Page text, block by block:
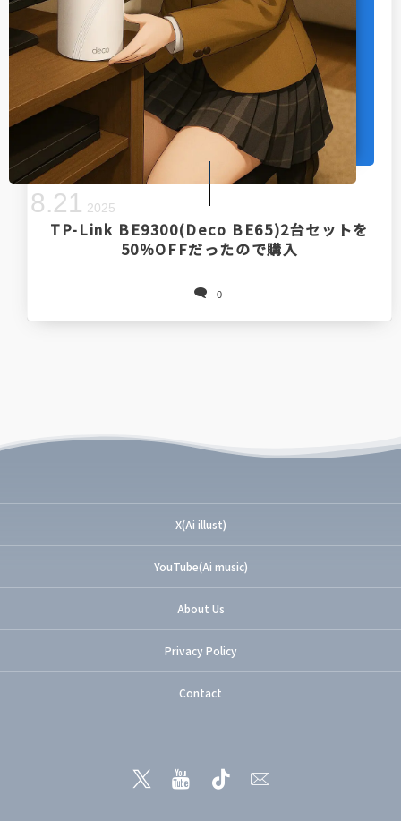
TP-Link BE9300(Deco BE65)2台セットを
50％OFFだったので購入
0
8.21 2025
X(Ai illust)
YouTube(Ai music)
About Us
Privacy Policy
Contact